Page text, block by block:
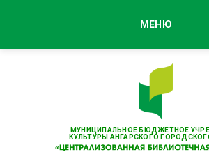
МУНИЦИПАЛЬНОЕ БЮДЖЕТНОЕ
КУЛЬТУРЫ АНГАРСКОГО
МЕНЮ